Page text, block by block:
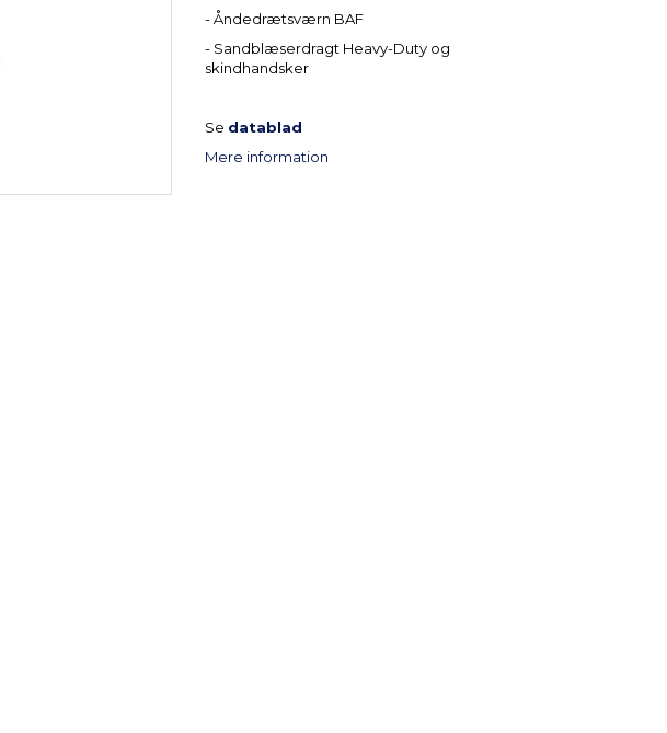
- Åndedrætsværn BAF
- Sandblæserdragt Heavy-Duty og
skindhandsker
Se datablad
Mere information